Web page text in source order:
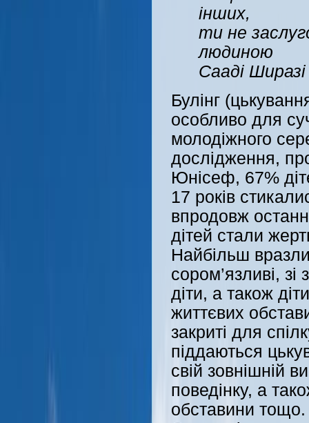
інших,
ти не
людиною
Сааді Ширазі
Булінг
особливо для
молодіжного
дослідження,
Юнісеф, 67%
17 років
впродовж
дітей стали
Найбільш
сором’язливі,
діти, а також
життєвих
закриті для
піддаються
свій зовнішній
поведінку, а
обставини тощо.